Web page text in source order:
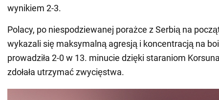
wynikiem 2-3.
Polacy, po niespodziewanej porażce z Serbią na
wykazali się maksymalną agresją i koncentracją na
prowadziła 2-0 w 13. minucie dzięki staraniom
zdołała utrzymać zwycięstwa.